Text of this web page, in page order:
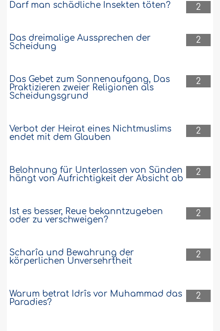
2
Darf man schädliche Insekten töten?
2
Das dreimalige Aussprechen der
Scheidung
2
Das Gebet zum Sonnenaufgang, Das
Praktizieren zweier Religionen als
Scheidungsgrund
2
Verbot der Heirat eines Nichtmuslims
endet mit dem Glauben
2
Belohnung für Unterlassen von Sünden
hängt von Aufrichtigkeit der Absicht ab
2
Ist es besser, Reue bekanntzugeben
oder zu verschweigen?
2
Scharîa und Bewahrung der
körperlichen Unversehrtheit
2
Warum betrat Idrîs vor Muhammad das
Paradies?